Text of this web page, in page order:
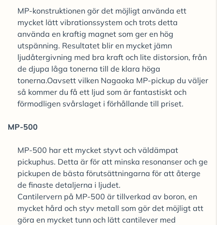
MP-konstruktionen gör det möjligt använda ett
mycket lätt vibrationssystem och trots detta
använda en kraftig magnet som ger en hög
utspänning. Resultatet blir en mycket jämn
ljudåtergivning med bra kraft och lite distorsion, från
de djupa låga tonerna till de klara höga
tonerna.Oavsett vilken Nagaoka MP-pickup du väljer
så kommer du få ett ljud som är fantastiskt och
förmodligen svårslaget i förhållande till priset.
MP-500
MP-500 har ett mycket styvt och väldämpat
pickuphus. Detta är för att minska resonanser och ge
pickupen de bästa förutsättningarna för att återge
de finaste detaljerna i ljudet.
Cantilervern på MP-500 är tillverkad av boron, en
mycket hård och styv metall som gör det möjligt att
göra en mycket tunn och lätt cantilever med